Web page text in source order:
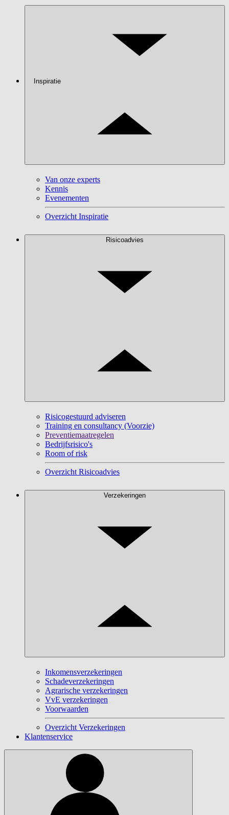
Inspiratie
Van onze experts
Kennis
Evenementen
Overzicht Inspiratie
Risicoadvies
Risicogestuurd adviseren
Training en consultancy (Voorzie)
Preventiemaatregelen
Bedrijfsrisico's
Room of risk
Overzicht Risicoadvies
Verzekeringen
Inkomensverzekeringen
Schadeverzekeringen
Agrarische verzekeringen
VvE verzekeringen
Voorwaarden
Overzicht Verzekeringen
Klantenservice